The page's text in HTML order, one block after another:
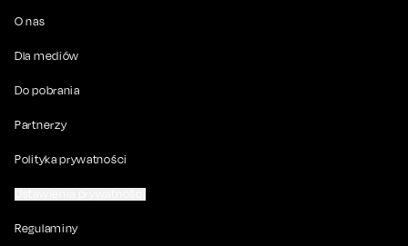
O nas
Dla mediów
Do pobrania
Partnerzy
Polityka prywatności
Regulaminy